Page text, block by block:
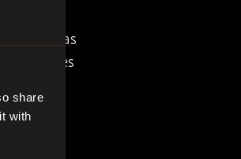
share
with
a
problemas